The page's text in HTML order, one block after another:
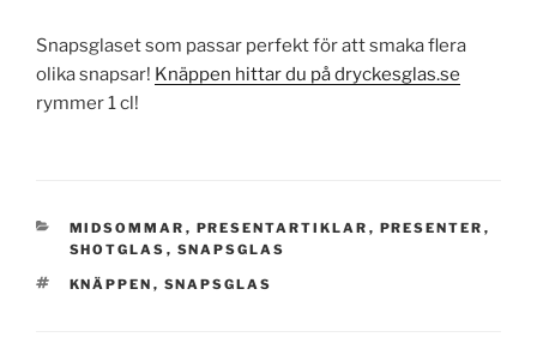
Snapsglaset som passar perfekt för att smaka flera
olika snapsar! Knäppen hittar du på dryckesglas.se
rymmer 1 cl!
KATEGORIER
MIDSOMMAR , PRESENTARTIKLAR , PRESENTER ,
SHOTGLAS , SNAPSGLAS
TAGGAR
KNÄPPEN , SNAPSGLAS